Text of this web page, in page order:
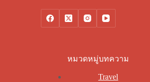
หมวดหมู่บทความ
Travel